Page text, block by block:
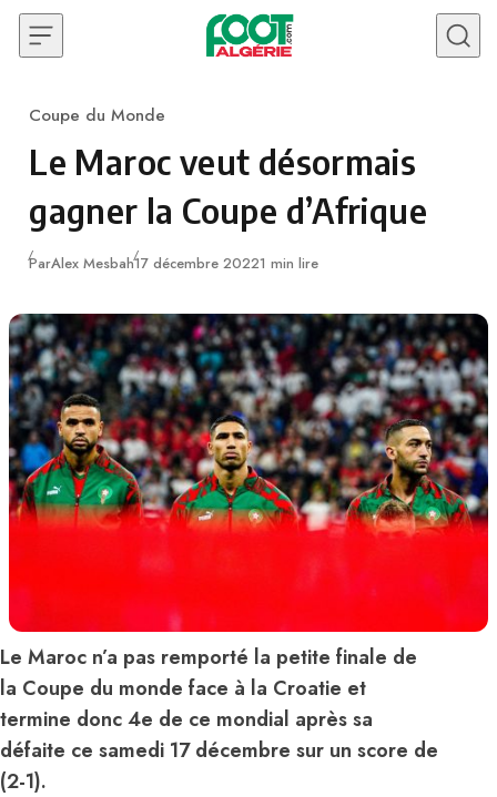
Skip to content
Category
Coupe du Monde
Le Maroc veut désormais
gagner la Coupe d’Afrique
ParAlex MesbahPublié
17 décembre 20221 min lire
Le Maroc n’a pas remporté la petite finale de
la Coupe du monde face à la Croatie et
termine donc 4e de ce mondial après sa
défaite ce samedi 17 décembre sur un score de
(2-1).